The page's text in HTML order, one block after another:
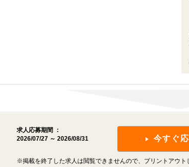
求人応募期間 ：
2026/07/27 ～ 2026/08/31
今すぐ
※掲載を終了した求人は閲覧できませんので、プリントアウト